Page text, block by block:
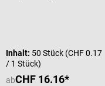
Inhalt: 50 Stück (CHF 0.17
/ 1 Stück)
abCHF 16.16*